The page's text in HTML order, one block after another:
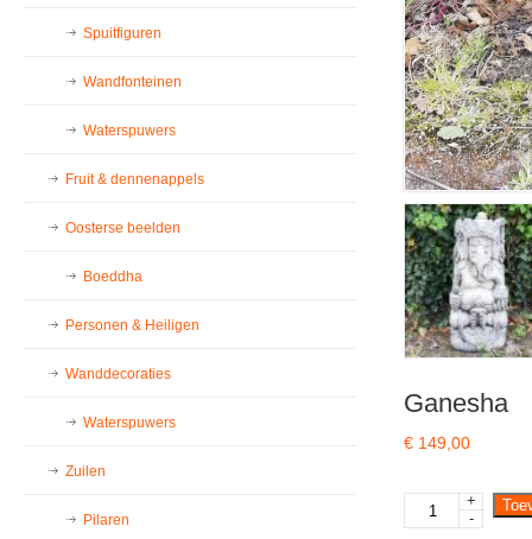
Ganesha
€ 149,00
Ganesha
aantal
+
-
Spuitfiguren
Wandfonteinen
Waterspuwers
Fruit & dennenappels
Oosterse beelden
Boeddha
Personen & Heiligen
Wanddecoraties
Waterspuwers
Zuilen
Pilaren